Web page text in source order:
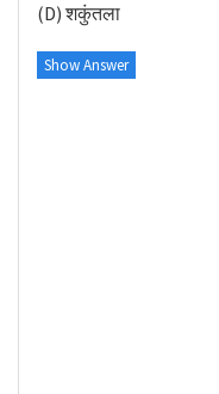
(D) शकुंतला
Show Answer